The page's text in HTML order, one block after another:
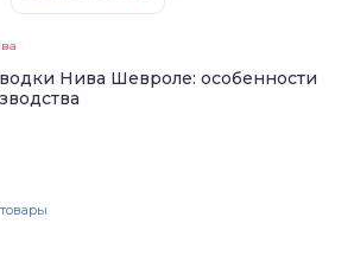
Нива Шевроле: особенности